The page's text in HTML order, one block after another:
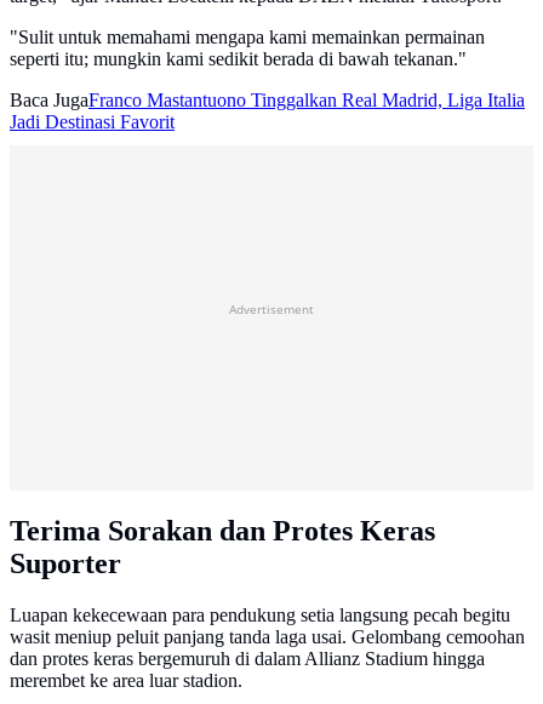
"Sulit untuk memahami mengapa kami memainkan permainan
seperti itu; mungkin kami sedikit berada di bawah tekanan."
Baca JugaFranco Mastantuono Tinggalkan Real Madrid, Liga Italia
Jadi Destinasi Favorit
Advertisement
Terima Sorakan dan Protes Keras
Suporter
Luapan kekecewaan para pendukung setia langsung pecah begitu
wasit meniup peluit panjang tanda laga usai. Gelombang cemoohan
dan protes keras bergemuruh di dalam Allianz Stadium hingga
merembet ke area luar stadion.